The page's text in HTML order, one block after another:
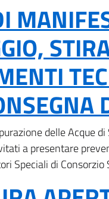
delle Acque
a presentare
Speciali di Consorzio